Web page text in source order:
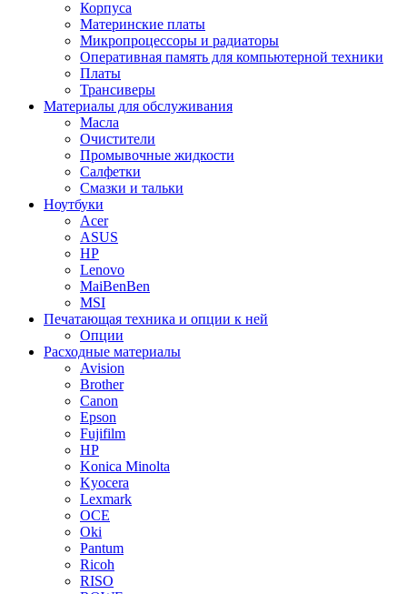
Корпуса
Материнские платы
Микропроцессоры и радиаторы
Оперативная память для компьютерной техники
Платы
Трансиверы
Материалы для обслуживания
Масла
Очистители
Промывочные жидкости
Салфетки
Смазки и тальки
Ноутбуки
Acer
ASUS
HP
Lenovo
MaiBenBen
MSI
Печатающая техника и опции к ней
Опции
Расходные материалы
Avision
Brother
Canon
Epson
Fujifilm
HP
Konica Minolta
Kyocera
Lexmark
OCE
Oki
Pantum
Ricoh
RISO